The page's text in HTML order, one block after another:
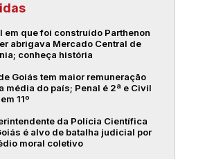
em que foi construído Parthenon
abrigava Mercado Central de
conheça história
Goiás tem maior remuneração
média do país; Penal é 2ª e Civil
11º
da Polícia Científica
é alvo de batalha judicial por
moral coletivo